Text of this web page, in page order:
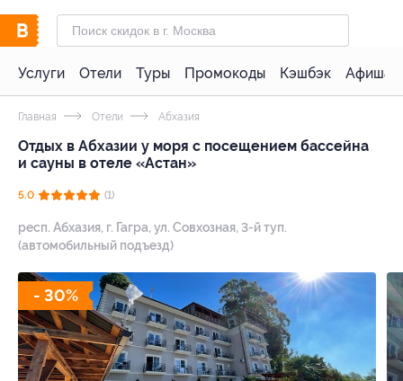
Услуги Отели Туры Промокоды Кэшбэк Афиша
Главная Отели Абхазия
Отдых в Абхазии у моря с посещением бассейна
и сауны в отеле «Астан»
5.0 (1)
респ. Абхазия, г. Гагра, ул. Совхозная, 3-й туп.
(автомобильный подъезд)
- 30%